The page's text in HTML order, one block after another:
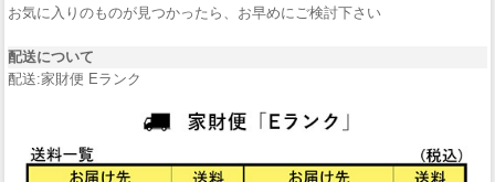
お気に入りのものが見つかったら、お早めにご検討下さい
配送について
配送:家財便 Eランク